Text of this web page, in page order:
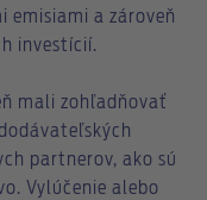
emisiami a zároveň
investícií.
mali zohľadňovať
partnerov, ako sú
Vylúčenie alebo